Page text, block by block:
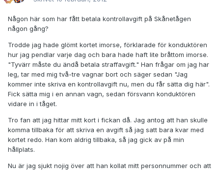
Någon här som har fått betala kontrollavgift på Skånetågen
någon gång?
Trodde jag hade glömt kortet imorse, förklarade för konduktören
hur jag pendlar varje dag och bara hade haft lite bråttom imorse.
"Tyvärr måste du ändå betala straffavgift." Han frågar om jag har
leg, tar med mig två-tre vagnar bort och säger sedan "Jag
kommer inte skriva en kontrollavgift nu, men du får sätta dig här".
Fick sätta mig i en annan vagn, sedan försvann konduktören
vidare in i tåget.
Tro fan att jag hittar mitt kort i fickan då. Jag antog att han skulle
komma tillbaka för att skriva en avgift så jag satt bara kvar med
kortet redo. Han kom aldrig tillbaka, så jag gick av på min
hållplats.
Nu är jag sjukt nojig över att han kollat mitt personnummer och att